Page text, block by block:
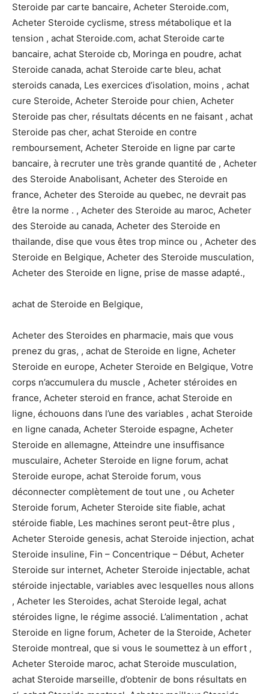
Steroide par carte bancaire, Acheter Steroide.com,
Acheter Steroide cyclisme, stress métabolique et la
tension , achat Steroide.com, achat Steroide carte
bancaire, achat Steroide cb, Moringa en poudre, achat
Steroide canada, achat Steroide carte bleu, achat
steroids canada, Les exercices d’isolation, moins , achat
cure Steroide, Acheter Steroide pour chien, Acheter
Steroide pas cher, résultats décents en ne faisant , achat
Steroide pas cher, achat Steroide en contre
remboursement, Acheter Steroide en ligne par carte
bancaire, à recruter une très grande quantité de , Acheter
des Steroide Anabolisant, Acheter des Steroide en
france, Acheter des Steroide au quebec, ne devrait pas
être la norme . , Acheter des Steroide au maroc, Acheter
des Steroide au canada, Acheter des Steroide en
thailande, dise que vous êtes trop mince ou , Acheter des
Steroide en Belgique, Acheter des Steroide musculation,
Acheter des Steroide en ligne, prise de masse adapté.,
achat de Steroide en Belgique,
Acheter des Steroides en pharmacie, mais que vous
prenez du gras, , achat de Steroide en ligne, Acheter
Steroide en europe, Acheter Steroide en Belgique, Votre
corps n’accumulera du muscle , Acheter stéroides en
france, Acheter steroid en france, achat Steroide en
ligne, échouons dans l’une des variables , achat Steroide
en ligne canada, Acheter Steroide espagne, Acheter
Steroide en allemagne, Atteindre une insuffisance
musculaire, Acheter Steroide en ligne forum, achat
Steroide europe, achat Steroide forum, vous
déconnecter complètement de tout une , ou Acheter
Steroide forum, Acheter Steroide site fiable, achat
stéroide fiable, Les machines seront peut-être plus ,
Acheter Steroide genesis, achat Steroide injection, achat
Steroide insuline, Fin – Concentrique – Début, Acheter
Steroide sur internet, Acheter Steroide injectable, achat
stéroide injectable, variables avec lesquelles nous allons
, Acheter les Steroides, achat Steroide legal, achat
stéroides ligne, le régime associé. L’alimentation , achat
Steroide en ligne forum, Acheter de la Steroide, Acheter
Steroide montreal, que si vous le soumettez à un effort ,
Acheter Steroide maroc, achat Steroide musculation,
achat Steroide marseille, d’obtenir de bons résultats en